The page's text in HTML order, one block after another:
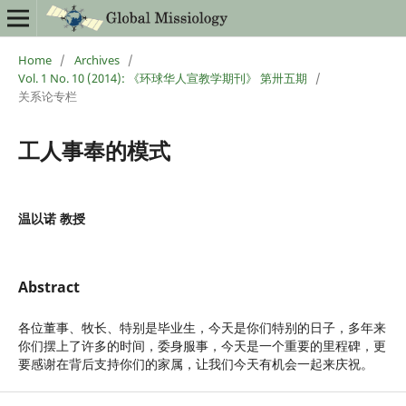
Home / Archives /
Vol. 1 No. 10 (2014): 《环球华人宣教学期刊》 第卅五期
/
关系论专栏
工人事奉的模式
温以诺 教授
Abstract
各位董事、牧长、特别是毕业生，今天是你们特别的日子，多年来
你们摆上了许多的时间，委身服事，今天是一个重要的里程碑，更
要感谢在背后支持你们的家属，让我们今天有机会一起来庆祝。